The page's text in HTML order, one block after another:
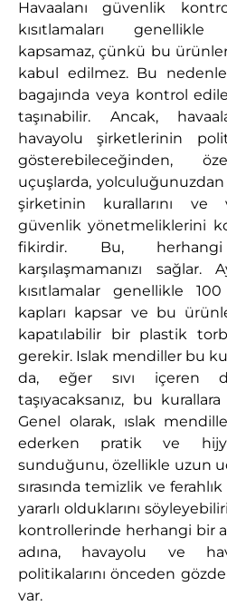
л
ф
е
к
н
б
о
р
у
с
а
о
л
е
Havaalanı güvenlik
kısıtlamaları
kapsamaz, çünkü bu
kabul edilmez. Bu
bagajında veya kontrol
taşınabilir.
Ancak,
havayolu şirketlerinin
gösterebileceğinden,
uçuşlarda,
şirketinin kurallarını ve
güvenlik yönetmeliklerini
fikirdir. Bu,
karşılaşmamanızı sağlar.
kısıtlamalar genellikle
kapları kapsar ve bu
kapatılabilir bir plastik
gerekir. Islak mendiller bu
da, eğer sıvı içeren
taşıyacaksanız, bu
Genel olarak, ıslak
ederken pratik ve
sunduğunu, özellikle uzun
sırasında temizlik ve
yararlı olduklarını
kontrollerinde herhangi bir
adına, havayolu ve
politikalarını önceden
var.